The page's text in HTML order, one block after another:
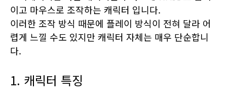
이고 마우스로 조작하는 캐릭터 입니다.
이러한 조작 방식 때문에 플레이 방식이 전혀 달라 어
렵게 느낄 수도 있지만 캐릭터 자체는 매우 단순합니
다.
1. 캐릭터 특징